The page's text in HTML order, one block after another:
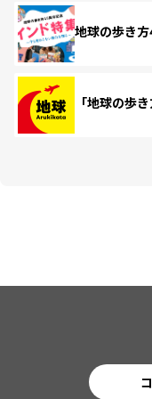
地球の歩き
「地球の歩